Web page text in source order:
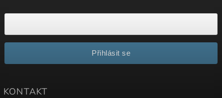
Přihlásit se
KONTAKT